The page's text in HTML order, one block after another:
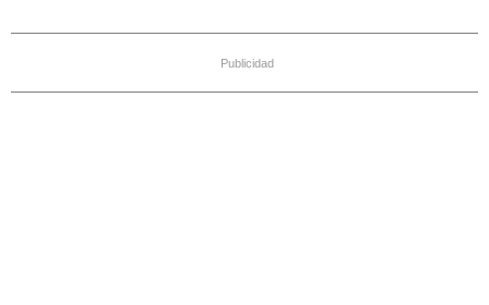
Publicidad